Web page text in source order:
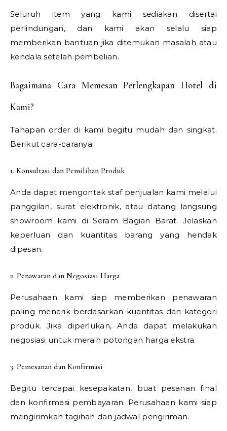
Seluruh item yang kami sediakan disertai
perlindungan, dan kami akan selalu siap
memberikan bantuan jika ditemukan masalah atau
kendala setelah pembelian.
Bagaimana Cara Memesan Perlengkapan Hotel di
Kami?
Tahapan order di kami begitu mudah dan singkat.
Berikut cara-caranya:
1. Konsultasi dan Pemilihan Produk
Anda dapat mengontak staf penjualan kami melalui
panggilan, surat elektronik, atau datang langsung
showroom kami di Seram Bagian Barat. Jelaskan
keperluan dan kuantitas barang yang hendak
dipesan.
2. Penawaran dan Negosiasi Harga
Perusahaan kami siap memberikan penawaran
paling menarik berdasarkan kuantitas dan kategori
produk. Jika diperlukan, Anda dapat melakukan
negosiasi untuk meraih potongan harga ekstra.
3. Pemesanan dan Konfirmasi
Begitu tercapai kesepakatan, buat pesanan final
dan konfirmasi pembayaran. Perusahaan kami siap
mengirimkan tagihan dan jadwal pengiriman.